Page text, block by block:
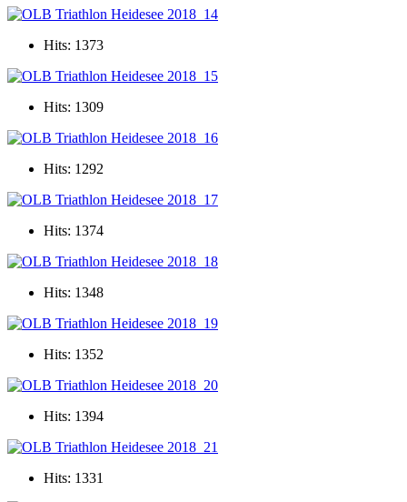
Hits: 1373
Hits: 1309
Hits: 1292
Hits: 1374
Hits: 1348
Hits: 1352
Hits: 1394
Hits: 1331